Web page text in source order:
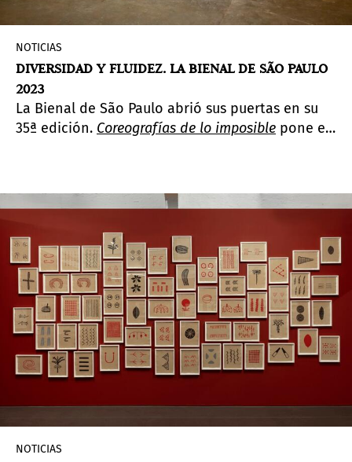
NOTICIAS
DIVERSIDAD Y FLUIDEZ. LA BIENAL DE SÃO PAULO
2023
La Bienal de São Paulo abrió sus puertas en su
35ª edición. Coreografías de lo imposible pone el
NOTICIAS